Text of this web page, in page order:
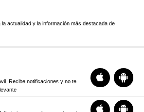
la actualidad y la información más destacada de
Recibe notificaciones y no te